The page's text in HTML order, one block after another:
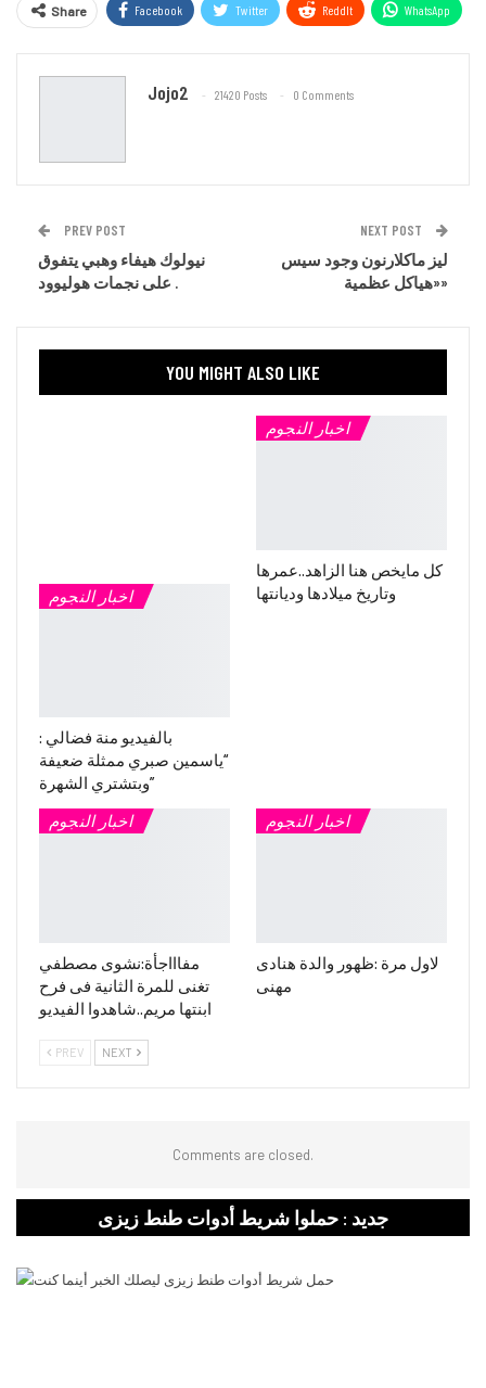
Share Facebook Twitter ReddIt WhatsApp
Jojo2 21420 Posts 0 Comments
PREV POST
نيولوك هيفاء وهبي يتفوق
على نجمات هوليوود .
NEXT POST
ليز ماكلارنون وجود سيس
«هياكل عظمية»
YOU MIGHT ALSO LIKE
اخبار النجوم
بالفيديو منة فضالي :
“ياسمين صبري ممثلة ضعيفة
وبتشتري الشهرة”
اخبار النجوم
كل مايخص هنا الزاهد..عمرها
وتاريخ ميلادها وديانتها
اخبار النجوم
مفاااجأة:نشوى مصطفي
تغنى للمرة الثانية فى فرح
ابنتها مريم..شاهدوا الفيديو
اخبار النجوم
لاول مرة :ظهور والدة هنادى
مهنى
PREV NEXT
Comments are closed.
جديد : حملوا شريط أدوات طنط زيزى